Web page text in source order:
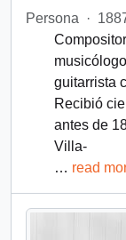
Persona
·
guitarrista
Recibió
antes de
Villa-
… read